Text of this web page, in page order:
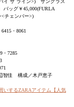
イ ザ ライン>) サングラス
バッグ￥45,000(FURLA
チェンバー>)
・8061
・7285
智佳 構成／木戸恵子
いするZARAアイテム【人気